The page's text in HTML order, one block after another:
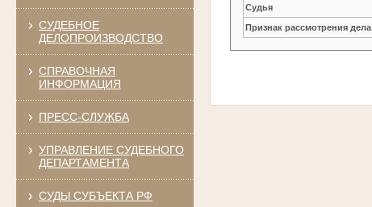
СУДЕБНОЕ
ДЕЛОПРОИЗВОДСТВО
СПРАВОЧНАЯ
ИНФОРМАЦИЯ
ПРЕСС-СЛУЖБА
УПРАВЛЕНИЕ СУДЕБНОГО
ДЕПАРТАМЕНТА
СУДЫ СУБЪЕКТА РФ
Судья
Признак рассмотрения дела